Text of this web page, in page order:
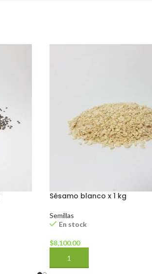
Sésamo blanco x 1 kg
Semillas
En stock
$8,100.00
AÑADIR AL CARRITO